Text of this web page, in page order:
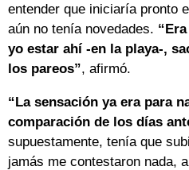
entender que iniciaría pronto
aún no tenía novedades.
yo estar ahí -en la playa-,
los pareos”, afirmó.
“La sensación ya era para
comparación de los días
supuestamente, tenía que
jamás me contestaron nada,